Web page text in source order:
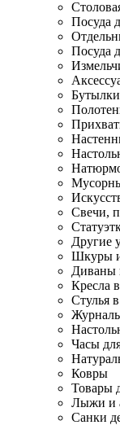
Посуда
Посуда
Свечи,
Другие
Шкуры
Диваны
Кресла
Стулья
Часы
Ковры
Товары
Лыжи и
Санки